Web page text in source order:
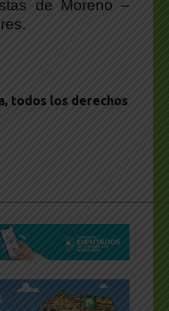
de Moreno –
, todos los derechos